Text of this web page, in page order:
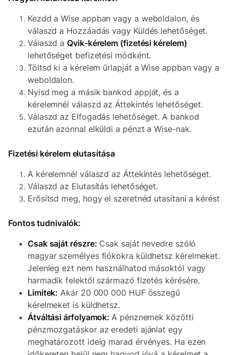
Kezdd a Wise appban vagy a weboldalon, és
válaszd a Hozzáadás vagy Küldés lehetőséget.
Válaszd aQvik-kérelem (fizetési kérelem)
lehetőséget befizetési módként.
Töltsd ki a kérelem űrlapját a Wise appban vagy a
weboldalon.
Nyisd meg a másik bankod appját, és a
kérelemnél válaszd az Áttekintés lehetőséget.
Válaszd az Elfogadás lehetőséget. A bankod
ezután azonnal elküldi a pénzt a Wise-nak.
Fizetési kérelem elutasítása
A kérelemnél válaszd az Áttekintés lehetőséget.
Válaszd az Elutasítás lehetőséget.
Erősítsd meg, hogy el szeretnéd utasítani a kérést
Fontos tudnivalók:
Csak saját részre: Csak saját nevedre szóló
magyar személyes fiókokra küldhetsz kérelmeket.
Jelenleg ezt nem használhatod másoktól vagy
harmadik felektől származó fizetés kérésére.
Limitek: Akár 20 000 000 HUF összegű
kérelmeket is küldhetsz.
Átváltási árfolyamok:A pénznemek közötti
pénzmozgatáskor az eredeti ajánlat egy
meghatározott ideig marad érvényes. Ha ezen